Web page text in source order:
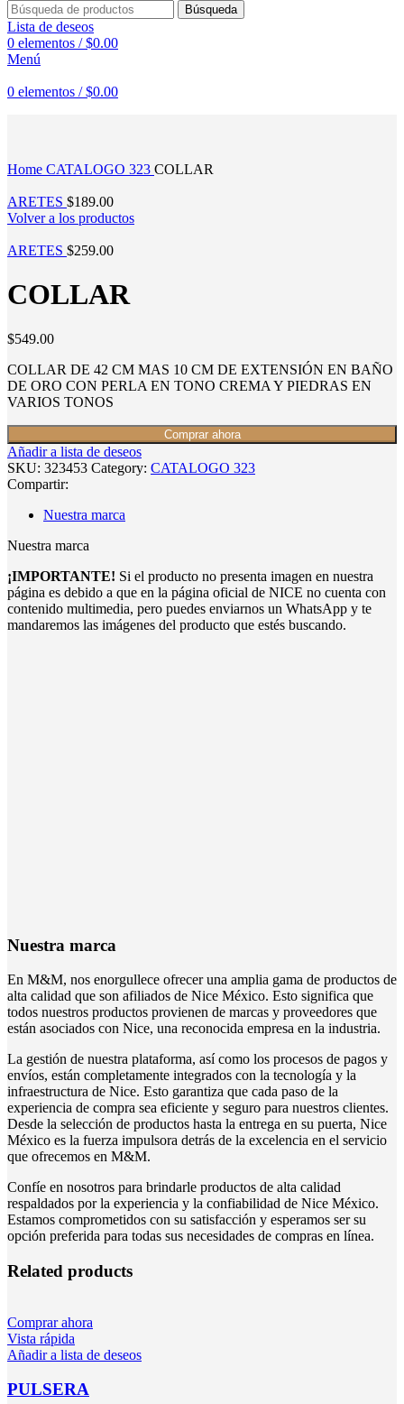
Búsqueda
Lista de deseos
0 elementos / $0.00
Menú
0 elementos / $0.00
Home CATALOGO 323 COLLAR
ARETES $189.00
Volver a los productos
ARETES $259.00
COLLAR
$549.00
COLLAR DE 42 CM MAS 10 CM DE EXTENSIÓN EN BAÑO
DE ORO CON PERLA EN TONO CREMA Y PIEDRAS EN
VARIOS TONOS
Comprar ahora
Añadir a lista de deseos
SKU: 323453 Category: CATALOGO 323
Compartir:
Nuestra marca
Nuestra marca
¡IMPORTANTE! Si el producto no presenta imagen en nuestra
página es debido a que en la página oficial de NICE no cuenta con
contenido multimedia, pero puedes enviarnos un WhatsApp y te
mandaremos las imágenes del producto que estés buscando.
Nuestra marca
En M&M, nos enorgullece ofrecer una amplia gama de productos de
alta calidad que son afiliados de Nice México. Esto significa que
todos nuestros productos provienen de marcas y proveedores que
están asociados con Nice, una reconocida empresa en la industria.
La gestión de nuestra plataforma, así como los procesos de pagos y
envíos, están completamente integrados con la tecnología y la
infraestructura de Nice. Esto garantiza que cada paso de la
experiencia de compra sea eficiente y seguro para nuestros clientes.
Desde la selección de productos hasta la entrega en su puerta, Nice
México es la fuerza impulsora detrás de la excelencia en el servicio
que ofrecemos en M&M.
Confíe en nosotros para brindarle productos de alta calidad
respaldados por la experiencia y la confiabilidad de Nice México.
Estamos comprometidos con su satisfacción y esperamos ser su
opción preferida para todas sus necesidades de compras en línea.
Related products
Comprar ahora
Vista rápida
Añadir a lista de deseos
PULSERA